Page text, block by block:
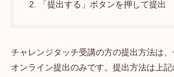
「提出する」ボタンを押して提出
チャレンジタッチ受講の方の提出方法は
オンライン提出のみです。提出方法は上